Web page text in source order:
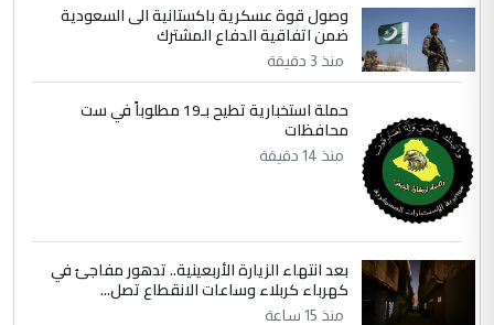
الموضوع :
وزير الصحة يعفي مدير مستشفى الكرخ
العام في بغداد
سردار
التعليق : واحد من عصابة علي ماما يسقط
جنسية الرافد الثالث للعراق ومن اصول عريقة
ابا فرات ...
الموضوع :الجواهري يرد على صدام حسين سل
مضجعيك يابن الزنا (نص كامل)
وصول قوة عسكرية باكستانية الى السعودية
ضمن اتفاقية الدفاع المشترك
منذ 3 دقيقة
حملة استخبارية تطيح بـ19 مطلوباً في ست
محافظات
منذ 14 دقيقة
بعد انتهاء الزيارة الأربعينية.. تدهور مفاجئ في
كهرباء كربلاء وساعات الانقطاع تصل...
منذ 15 ساعة